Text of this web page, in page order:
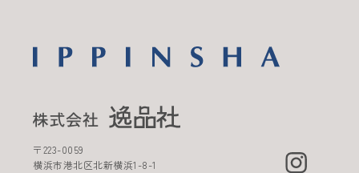
〒223-0059
横浜市港北区北新横浜1-8-1